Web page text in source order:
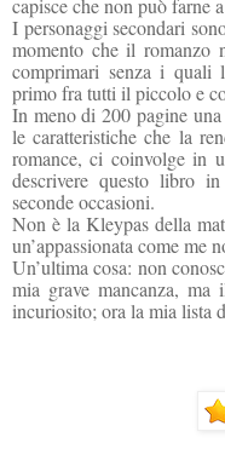
I personaggi secondari
momento che il romanzo
comprimari senza i quali
primo fra tutti il piccolo e
In meno di 200 pagine
le caratteristiche che la
romance, ci coinvolge in
descrivere questo libro
seconde occasioni.
Non è la Kleypas della
un’appassionata come me
Un’ultima cosa: non
mia grave mancanza,
incuriosito; ora la mia lista